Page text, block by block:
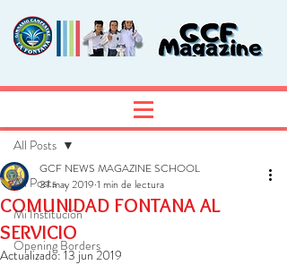
All Posts
Mi Institución
Opening Borders
All Posts
COMUNIDAD FONTANA AL
SERVICIO
GCF NEWS MAGAZINE SCHOOL
31 may 2019 1 min de lectura
Actualizado:13 jun 2019